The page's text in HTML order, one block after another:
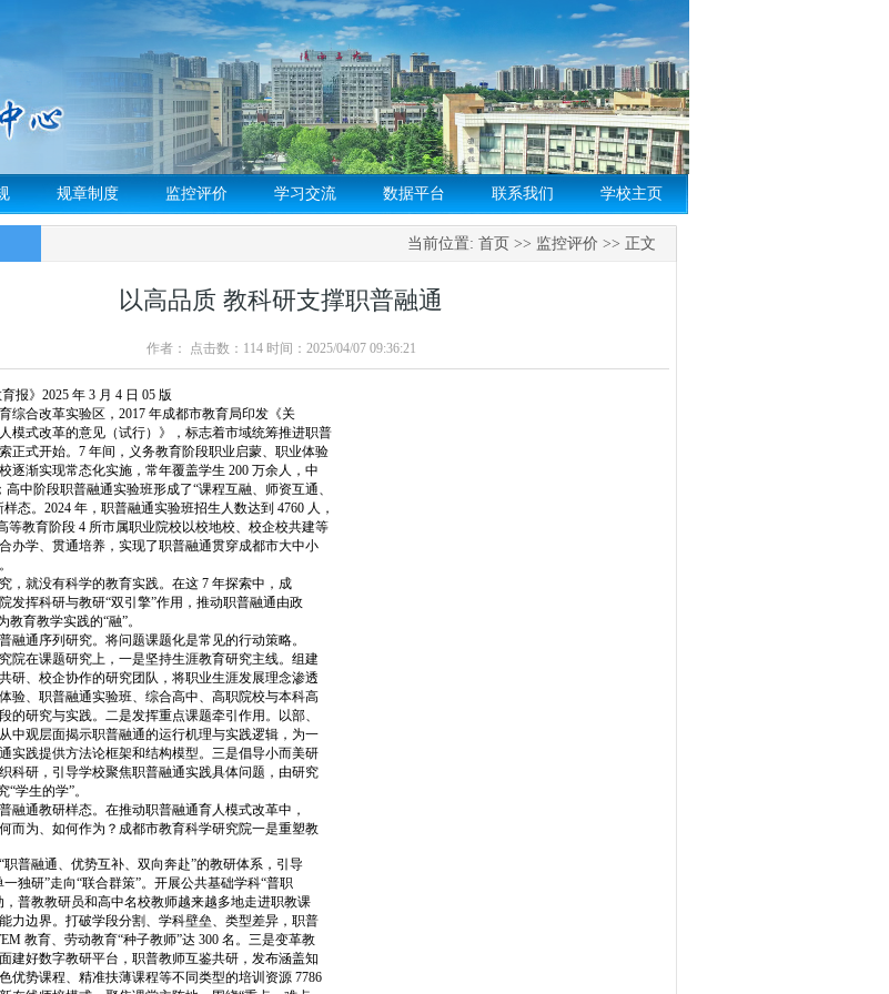
规章制度 监控评价 学习交流 数据平台 联系我们 学校主页
当前位置: 首页 >> 监控评价 >> 正文
以高品质 教科研支撑职普融通
作者： 点击数： 114时间：2025/04/07 09:36:21
报》2025 年 3 月 4 日 05 版
综合改革实验区，2017 年成都市教育局印发《关
模式改革的意见（试行）》，标志着市域统筹推进职普
正式开始。7 年间，义务教育阶段职业启蒙、职业体验
逐渐实现常态化实施，常年覆盖学生 200 万余人，中
高中阶段职普融通实验班形成了“课程互融、师资互通、
态。2024 年，职普融通实验班招生人数达到 4760 人，
等教育阶段 4 所市属职业院校以校地校、校企校共建等
办学、贯通培养，实现了职普融通贯穿成都市大中小
，就没有科学的教育实践。在这 7 年探索中，成
发挥科研与教研“双引擎”作用，推动职普融通由政
教育教学实践的“融”。
融通序列研究。将问题课题化是常见的行动策略。
院在课题研究上，一是坚持生涯教育研究主线。组建
研、校企协作的研究团队，将职业生涯发展理念渗透
验、职普融通实验班、综合高中、高职院校与本科高
的研究与实践。二是发挥重点课题牵引作用。以部、
中观层面揭示职普融通的运行机理与实践逻辑，为一
实践提供方法论框架和结构模型。三是倡导小而美研
科研，引导学校聚焦职普融通实践具体问题，由研究
“学生的学”。
融通教研样态。在推动职普融通育人模式改革中，
而为、如何作为？成都市教育科学研究院一是重塑教
职普融通、优势互补、双向奔赴”的教研体系，引导
独研”走向“联合群策”。开展公共基础学科“普职
，普教教研员和高中名校教师越来越多地走进职教课
力边界。打破学段分割、学科壁垒、类型差异，职普
教育、劳动教育“种子教师”达 300 名。三是变革教
建好数字教研平台，职普教师互鉴共研，发布涵盖知
优势课程、精准扶薄课程等不同类型的培训资源 7786